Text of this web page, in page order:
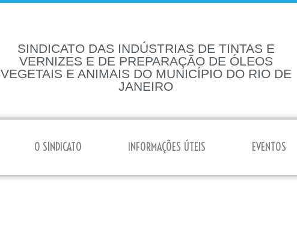
SINDICATO DAS INDÚSTRIAS DE TINTAS E
VERNIZES E DE PREPARAÇÃO DE ÓLEOS
VEGETAIS E ANIMAIS DO MUNICÍPIO DO RIO DE
JANEIRO
O SINDICATO INFORMAÇÕES ÚTEIS EVENTOS